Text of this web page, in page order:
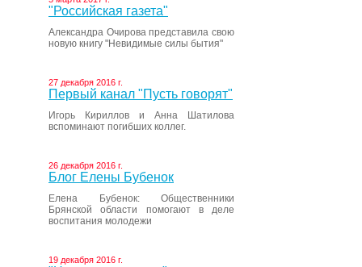
"Российская газета"
Александра Очирова представила свою
новую книгу "Невидимые силы бытия"
27 декабря 2016 г.
Первый канал "Пусть говорят"
Игорь Кириллов и Анна Шатилова
вспоминают погибших коллег.
26 декабря 2016 г.
Блог Елены Бубенок
Елена Бубенок: Общественники
Брянской области помогают в деле
воспитания молодежи
19 декабря 2016 г.